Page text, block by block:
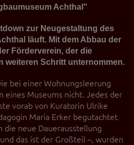
Achthal"
zur Neugestaltung des
läuft. Mit dem Abbau der
Förderverein, der die
weiteren Schritt unternommen.
bei einer Wohnungsleerung
eines Museums nicht. Jedes der
vorab von Kuratorin Ulrike
Maria Erker begutachtet
die neue Dauerausstellung
das ist der Großteil –, wurden